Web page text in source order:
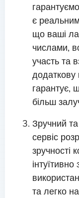
є
що ваші
числами,
участь та
додаткову
гарантує,
більш
Зручний
сервіс
зручності
та легко